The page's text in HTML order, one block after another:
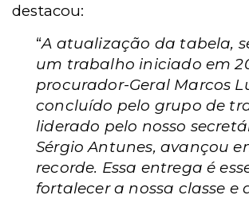
destacou:
“A atualização da tabela,
um trabalho iniciado em
procurador-Geral Marcos
concluído pelo grupo de
liderado pelo nosso
Sérgio Antunes, avançou
recorde. Essa entrega é
fortalecer a nossa classe e